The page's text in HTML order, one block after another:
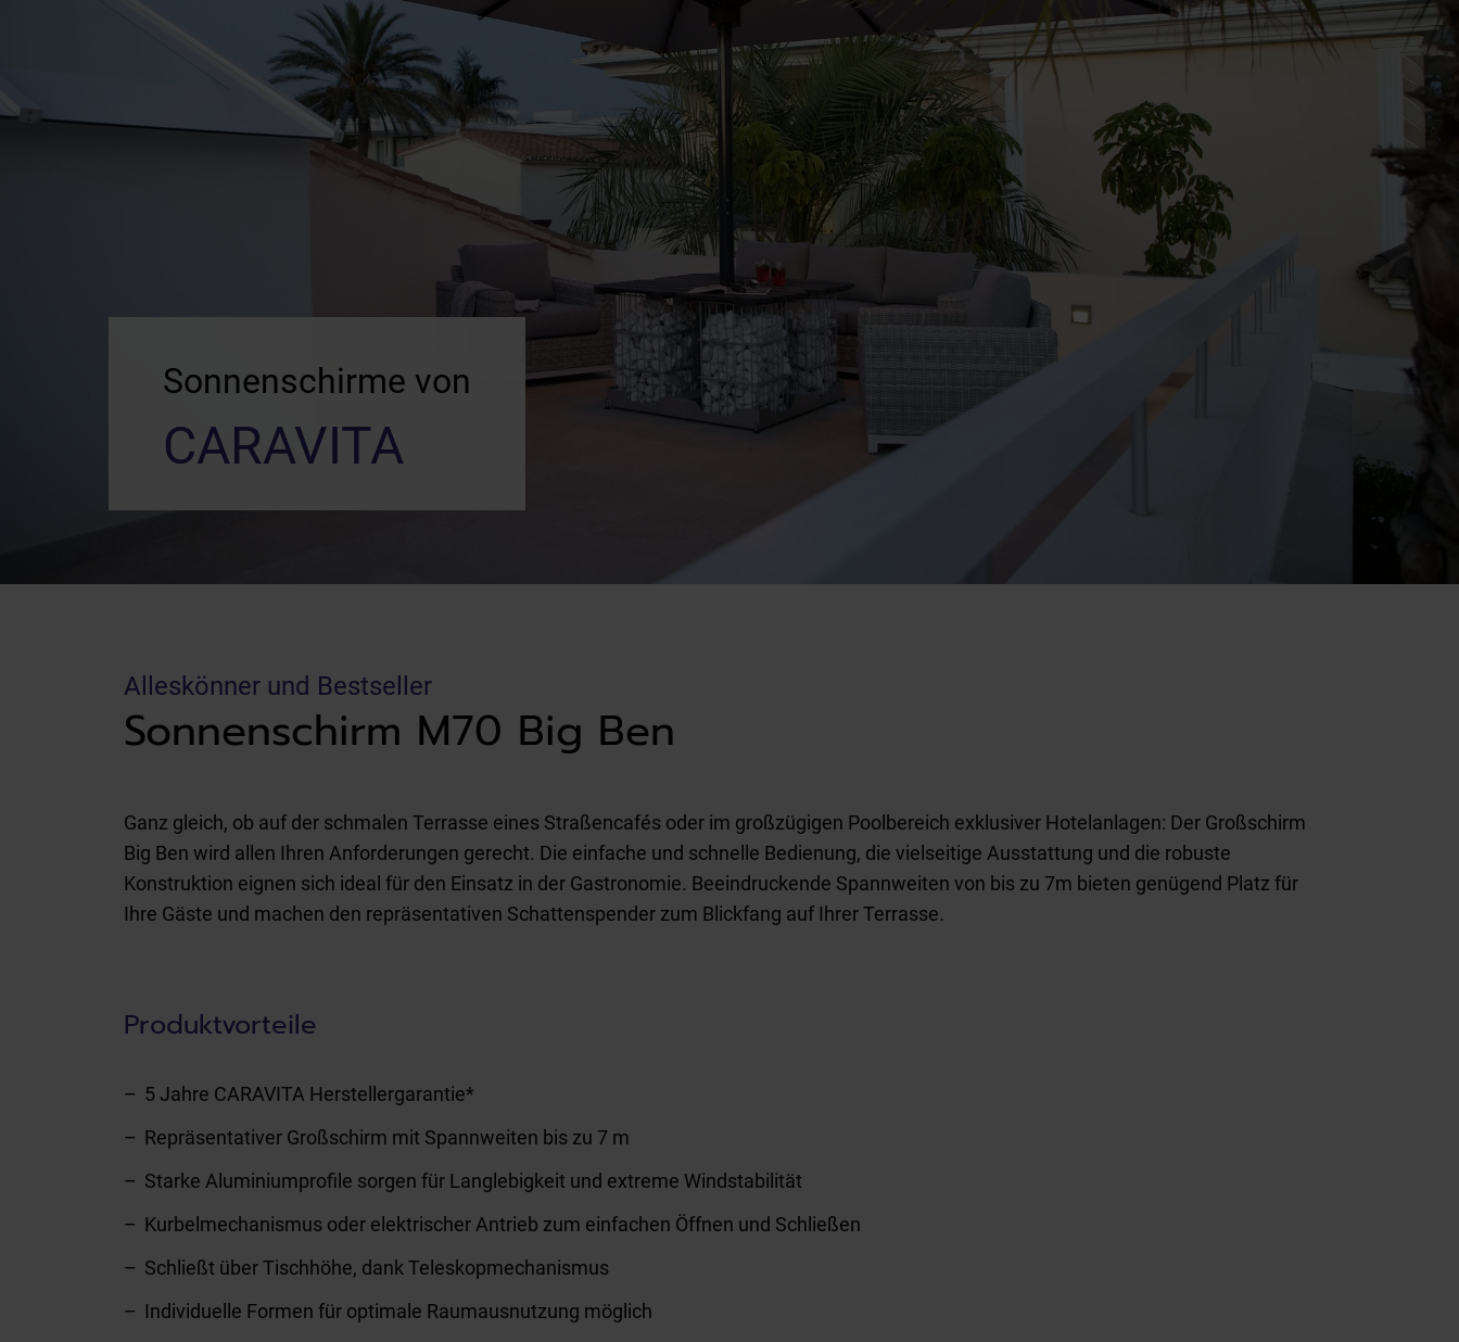
Sonnenschirme von
CARAVITA
Alleskönner und Bestseller
Sonnenschirm M70 Big Ben
Ganz gleich, ob auf der schmalen Terrasse eines Straßencafés oder im großzügigen Poolbereich exklusiver Hotelanlagen: Der Großschirm
Big Ben wird allen Ihren Anforderungen gerecht. Die einfache und schnelle Bedienung, die vielseitige Ausstattung und die robuste
Konstruktion eignen sich ideal für den Einsatz in der Gastronomie. Beeindruckende Spannweiten von bis zu 7m bieten genügend Platz für
Ihre Gäste und machen den repräsentativen Schattenspender zum Blickfang auf Ihrer Terrasse.
Produktvorteile
5 Jahre CARAVITA Herstellergarantie*
Repräsentativer Großschirm mit Spannweiten bis zu 7 m
Starke Aluminiumprofile sorgen für Langlebigkeit und extreme Windstabilität
Kurbelmechanismus oder elektrischer Antrieb zum einfachen Öffnen und Schließen
Schließt über Tischhöhe, dank Teleskopmechanismus
Individuelle Formen für optimale Raumausnutzung möglich